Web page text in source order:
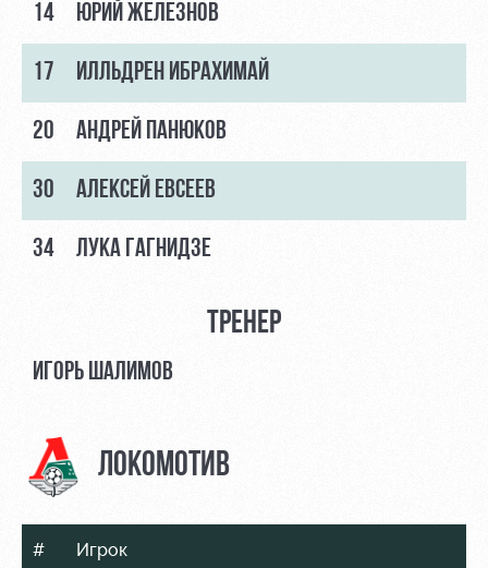
14 ЮРИЙ ЖЕЛЕЗНОВ
17 ИЛЛЬДРЕН ИБРАХИМАЙ
20 АНДРЕЙ ПАНЮКОВ
30 АЛЕКСЕЙ ЕВСЕЕВ
34 ЛУКА ГАГНИДЗЕ
ТРЕНЕР
ИГОРЬ ШАЛИМОВ
ЛОКОМОТИВ
# Игрок